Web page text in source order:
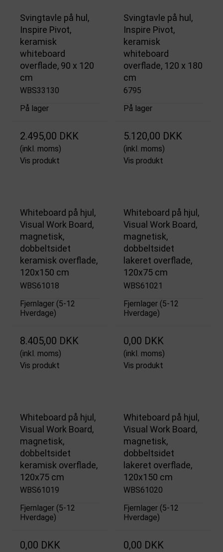
Svingtavle på hul,
Inspire Pivot,
keramisk
whiteboard
overflade, 90 x 120
cm
WBS33130
På lager
2.495,00 DKK
(inkl. moms)
Vis produkt
Svingtavle på hul,
Inspire Pivot,
keramisk
whiteboard
overflade, 120 x 180
cm
6795
På lager
5.120,00 DKK
(inkl. moms)
Vis produkt
Whiteboard på hjul,
Visual Work Board,
magnetisk,
dobbeltsidet
keramisk overflade,
120x150 cm
WBS61018
Fjernlager (5-12
Hverdage)
8.405,00 DKK
(inkl. moms)
Vis produkt
Whiteboard på hjul,
Visual Work Board,
magnetisk,
dobbeltsidet
lakeret overflade,
120x75 cm
WBS61021
Fjernlager (5-12
Hverdage)
0,00 DKK
(inkl. moms)
Vis produkt
Whiteboard på hjul,
Visual Work Board,
magnetisk,
dobbeltsidet
keramisk overflade,
120x75 cm
WBS61019
Fjernlager (5-12
Hverdage)
0,00 DKK
Whiteboard på hjul,
Visual Work Board,
magnetisk,
dobbeltsidet
lakeret overflade,
120x150 cm
WBS61020
Fjernlager (5-12
Hverdage)
0,00 DKK